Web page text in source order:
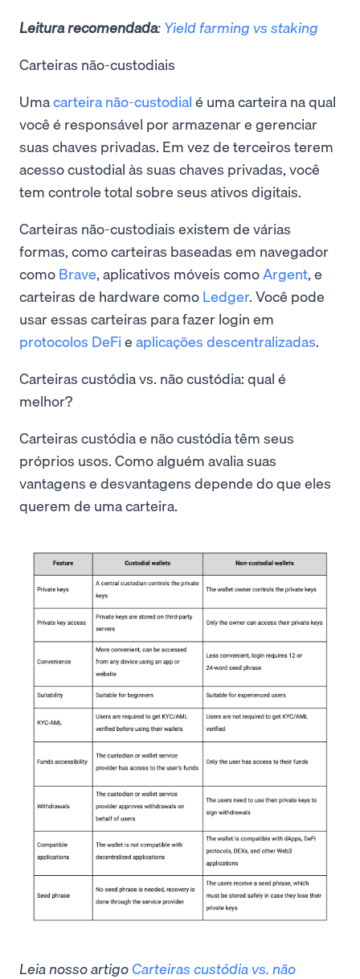
Leitura recomendada: Yield farming vs staking
Carteiras não-custodiais
Umacarteira não-custodial é uma carteira na qual
você é responsável por armazenar e gerenciar
suas chaves privadas. Em vez de terceiros terem
acesso custodial às suas chaves privadas, você
tem controle total sobre seus ativos digitais.
Carteiras não-custodiais existem de várias
formas, como carteiras baseadas em navegador
como Brave, aplicativos móveis comoArgent, e
carteiras de hardware como Ledger. Você pode
usar essas carteiras para fazer login em
protocolos DeFi e aplicações descentralizadas.
Carteiras custódia vs. não custódia: qual é
melhor?
Carteiras custódia e não custódia têm seus
próprios usos. Como alguém avalia suas
vantagens e desvantagens depende do que eles
querem de uma carteira.
Leia nosso artigo Carteiras custódia vs. não